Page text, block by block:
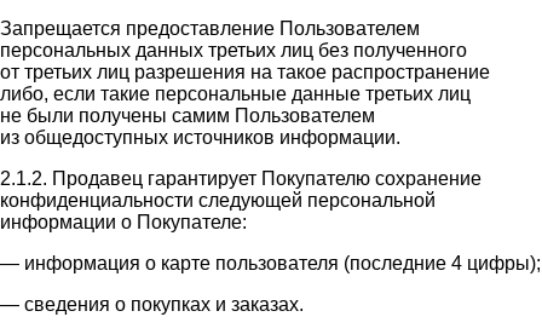
Запрещается предоставление Пользователем
персональных данных третьих лиц без полученного
от третьих лиц разрешения на такое распространение
либо, если такие персональные данные третьих лиц
не были получены самим Пользователем
из общедоступных источников информации.
2.1.2. Продавец гарантирует Покупателю сохранение
конфиденциальности следующей персональной
информации о Покупателе:
— информация о карте пользователя (последние 4 цифры);
— сведения о покупках и заказах.